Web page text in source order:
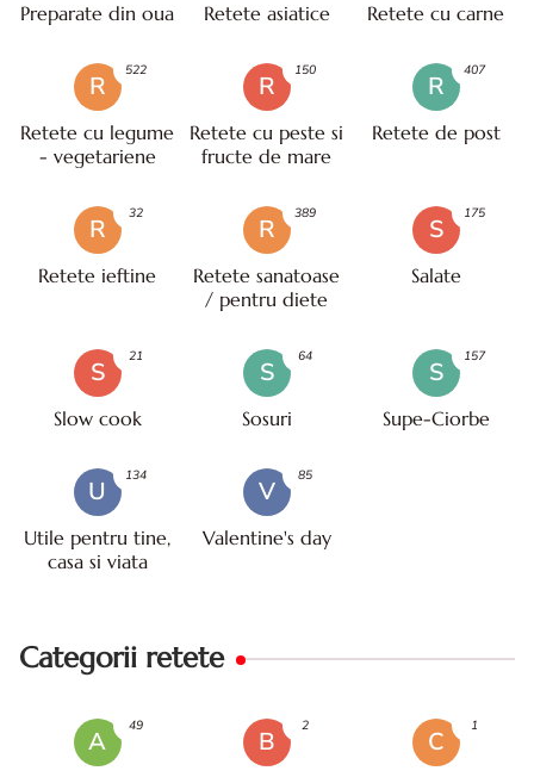
Preparate din oua Retete asiatice Retete cu carne
R
Retete cu legume
- vegetariene
522
R
Retete cu peste si
fructe de mare
150
R
Retete de post
407
R
Retete ieftine
32
R
Retete sanatoase
/ pentru diete
389
S
Salate
175
S
Slow cook
21
S
Sosuri
64
S
Supe-Ciorbe
157
U
Utile pentru tine,
casa si viata
134
V
Valentine's day
85
Categorii retete
A
49
B
2
C
1